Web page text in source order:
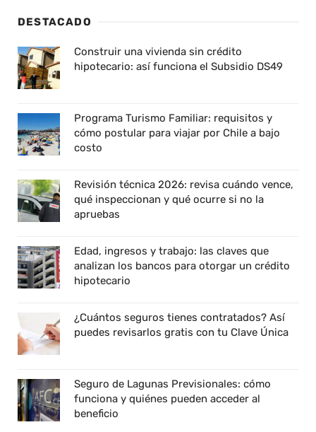
DESTACADO
Construir una vivienda sin crédito
hipotecario: así funciona el Subsidio DS49
Programa Turismo Familiar: requisitos y
cómo postular para viajar por Chile a bajo
costo
Revisión técnica 2026: revisa cuándo vence,
qué inspeccionan y qué ocurre si no la
apruebas
Edad, ingresos y trabajo: las claves que
analizan los bancos para otorgar un crédito
hipotecario
¿Cuántos seguros tienes contratados? Así
puedes revisarlos gratis con tu Clave Única
Seguro de Lagunas Previsionales: cómo
funciona y quiénes pueden acceder al
beneficio